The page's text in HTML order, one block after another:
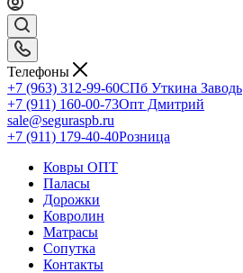
Телефоны
+7 (963) 312-99-60СПб Уткина Заводь
+7 (911) 160-00-73Опт Дмитрий
sale@seguraspb.ru
+7 (911) 179-40-40Розница
Ковры ОПТ
Паласы
Дорожки
Ковролин
Матрасы
Сопутка
Контакты